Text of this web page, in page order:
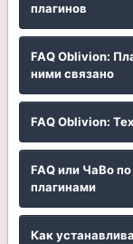
плагинов
FAQ Oblivion:
ними связано
FAQ Oblivion:
FAQ или ЧаВо
плагинами
Как